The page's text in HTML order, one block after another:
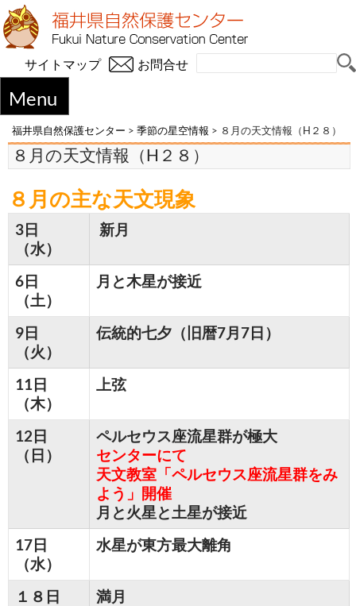
お問合せ
サイトマップ
Menu
福井県自然保護センター > 季節の星空情報 > ８月の天文情報（H２８）
８月の天文情報（H２８）
８月の主な天文現象
3日
（水）
新月
6日
（土）
月と木星が接近
9日
（火）
伝統的七夕（旧暦7月7日）
11日
（木）
上弦
12日
（日）
ペルセウス座流星群が極大
センターにて
天文教室「ペルセウス座流星群をみ
よう」開催
月と火星と土星が接近
17日
（水）
水星が東方最大離角
１８日
満月